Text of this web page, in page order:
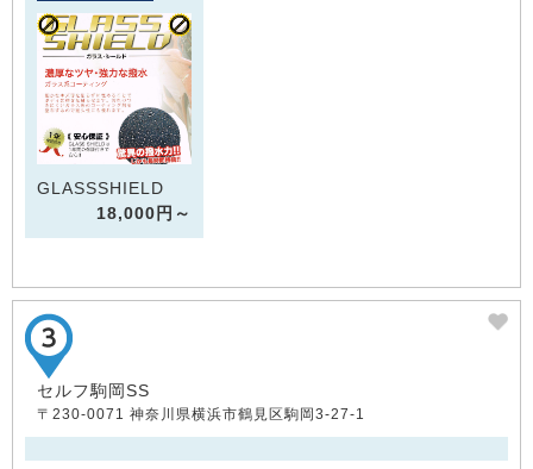
GLASSSHIELD
18,000円～
セルフ駒岡SS
〒230-0071 神奈川県横浜市鶴見区駒岡3-27-1